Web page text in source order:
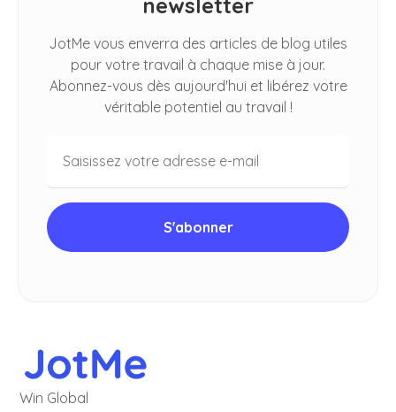
JotMe vous enverra des articles de blog utiles
pour votre travail à chaque mise à jour.
Abonnez-vous dès aujourd'hui et libérez votre
véritable potentiel au travail !
Win Global